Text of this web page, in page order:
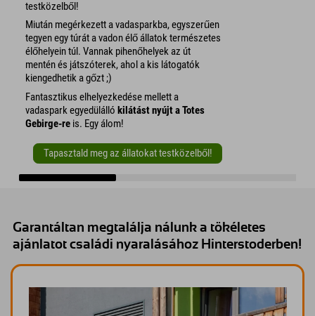
testközelből!
Miután megérkezett a vadasparkba, egyszerűen
tegyen egy túrát a vadon élő állatok természetes
élőhelyein túl. Vannak pihenőhelyek az út
mentén és játszóterek, ahol a kis látogatók
kiengedhetik a gőzt ;)
Fantasztikus elhelyezkedése mellett a
vadaspark egyedülálló kilátást nyújt a Totes
Gebirge-re is. Egy álom!
Tapasztald meg az állatokat testközelből!
Garantáltan megtalálja nálunk a tökéletes
ajánlatot családi nyaralásához Hinterstoderben!